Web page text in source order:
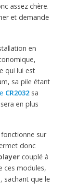
assez chère.
et demande
en
qui lui est
sa pile étant
CR2032sa
en plus
sur
donc
couplé à
ces modules,
sachant que le